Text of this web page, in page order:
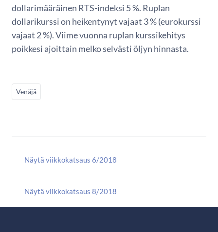
dollarimääräinen RTS-indeksi 5 %. Ruplan
dollarikurssi on heikentynyt vajaat 3 % (eurokurssi
vajaat 2 %). Viime vuonna ruplan kurssikehitys
poikkesi ajoittain melko selvästi öljyn hinnasta.
Venäjä
Näytä viikkokatsaus 6/2018
Näytä viikkokatsaus 8/2018